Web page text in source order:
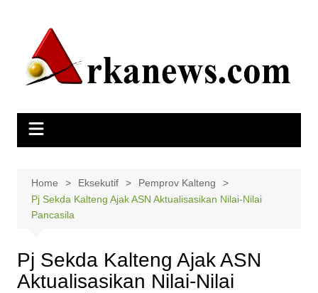
Home Eksekutif
Pemprov Kalteng
Pj Sekda Kalteng Ajak ASN Aktualisasikan Nilai-Nilai
Pancasila
Pj Sekda Kalteng Ajak ASN
Aktualisasikan Nilai-Nilai